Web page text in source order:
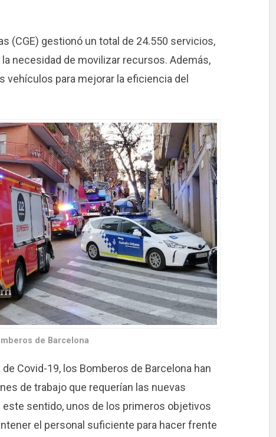
(CGE) gestionó un total de 24.550 servicios,
necesidad de movilizar recursos. Además,
vehículos para mejorar la eficiencia del
de Barcelona
Covid-19, los Bomberos de Barcelona han
de trabajo que requerían las nuevas
este sentido, unos de los primeros objetivos
el personal suficiente para hacer frente